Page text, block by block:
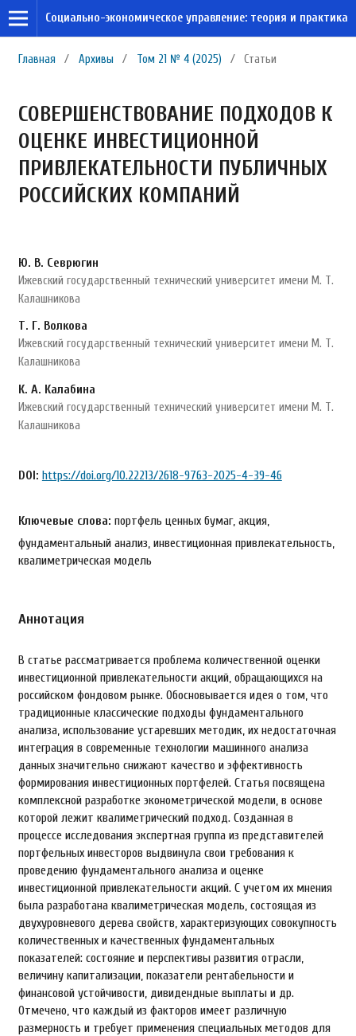
Социально-экономическое управление: теория и практика
Главная / Архивы / Том 21 № 4 (2025) / Статьи
СОВЕРШЕНСТВОВАНИЕ ПОДХОДОВ К
ОЦЕНКЕ ИНВЕСТИЦИОННОЙ
ПРИВЛЕКАТЕЛЬНОСТИ ПУБЛИЧНЫХ
РОССИЙСКИХ КОМПАНИЙ
Ю. В. Севрюгин
Ижевский государственный технический университет имени М. Т.
Калашникова
Т. Г. Волкова
Ижевский государственный технический университет имени М. Т.
Калашникова
К. А. Калабина
Ижевский государственный технический университет имени М. Т.
Калашникова
DOI: https://doi.org/10.22213/2618-9763-2025-4-39-46
Ключевые слова: портфель ценных бумаг, акция,
фундаментальный анализ, инвестиционная привлекательность,
квалиметрическая модель
Аннотация
В статье рассматривается проблема количественной оценки
инвестиционной привлекательности акций, обращающихся на
российском фондовом рынке. Обосновывается идея о том, что
традиционные классические подходы фундаментального
анализа, использование устаревших методик, их недостаточная
интеграция в современные технологии машинного анализа
данных значительно снижают качество и эффективность
формирования инвестиционных портфелей. Статья посвящена
комплексной разработке эконометрической модели, в основе
которой лежит квалиметрический подход. Созданная в
процессе исследования экспертная группа из представителей
портфельных инвесторов выдвинула свои требования к
проведению фундаментального анализа и оценке
инвестиционной привлекательности акций. С учетом их мнения
была разработана квалиметрическая модель, состоящая из
двухуровневого дерева свойств, характеризующих совокупность
количественных и качественных фундаментальных
показателей: состояние и перспективы развития отрасли,
величину капитализации, показатели рентабельности и
финансовой устойчивости, дивидендные выплаты и др.
Отмечено, что каждый из факторов имеет различную
размерность и требует применения специальных методов для